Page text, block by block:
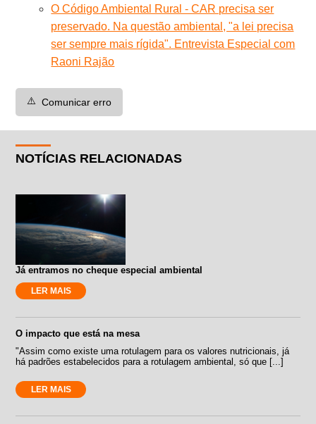
O Código Ambiental Rural - CAR precisa ser
preservado. Na questão ambiental, "a lei precisa
ser sempre mais rígida". Entrevista Especial com
Raoni Rajão
⚠️ Comunicar erro
NOTÍCIAS RELACIONADAS
Já entramos no cheque especial ambiental
LER MAIS
O impacto que está na mesa
"Assim como existe uma rotulagem para os valores nutricionais, já
há padrões estabelecidos para a rotulagem ambiental, só que [...]
LER MAIS